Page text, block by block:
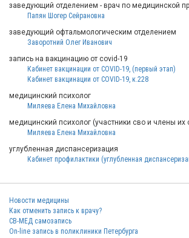
заведующий отделением - врач по медицинской
Папян Шогер Сейрановна
заведующий офтальмологическим отделением
Заворотний Олег Иванович
запись на вакцинацию от covid-19
Кабинет вакцинации от COVID-19, (пepвый этaп)
Кабинет вакцинации от COVID-19, к.228
медицинский психолог
Миляева Елена Михайловна
медицинский психолог (участники сво и члены их
Миляева Елена Михайловна
углубленная диспансеризация
Кабинет профилактики (углубленная
Новости медицины
Как отменить запись к врачу?
СВ-МЕД самозапись
On-line запись в поликлиники Петербурга